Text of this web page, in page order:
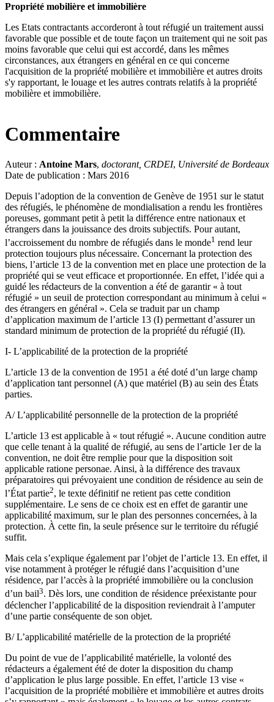
Propriété mobilière et immobilière
Les Etats contractants accorderont à tout réfugié un traitement aussi
favorable que possible et de toute façon un traitement qui ne soit pas
moins favorable que celui qui est accordé, dans les mêmes
circonstances, aux étrangers en général en ce qui concerne
l'acquisition de la propriété mobilière et immobilière et autres droits
s'y rapportant, le louage et les autres contrats relatifs à la propriété
mobilière et immobilière.
Commentaire
Auteur : Antoine Mars, doctorant, CRDEI, Université de Bordeaux
Date de publication : Mars 2016
Depuis l’adoption de la convention de Genève de 1951 sur le statut
des réfugiés, le phénomène de mondialisation a rendu les frontières
poreuses, gommant petit à petit la différence entre nationaux et
étrangers dans la jouissance des droits subjectifs. Pour autant,
l’accroissement du nombre de réfugiés dans le monde1 rend leur
protection toujours plus nécessaire. Concernant la protection des
biens, l’article 13 de la convention met en place une protection de la
propriété qui se veut efficace et proportionnée. En effet, l’idée qui a
guidé les rédacteurs de la convention a été de garantir « à tout
réfugié » un seuil de protection correspondant au minimum à celui «
des étrangers en général ». Cela se traduit par un champ
d’application maximum de l’article 13 (I) permettant d’assurer un
standard minimum de protection de la propriété du réfugié (II).
I- L’applicabilité de la protection de la propriété
L’article 13 de la convention de 1951 a été doté d’un large champ
d’application tant personnel (A) que matériel (B) au sein des États
parties.
A/ L’applicabilité personnelle de la protection de la propriété
L’article 13 est applicable à « tout réfugié ». Aucune condition autre
que celle tenant à la qualité de réfugié, au sens de l’article 1er de la
convention, ne doit être remplie pour que la disposition soit
applicable ratione personae. Ainsi, à la différence des travaux
préparatoires qui prévoyaient une condition de résidence au sein de
l’État partie2, le texte définitif ne retient pas cette condition
supplémentaire. Le sens de ce choix est en effet de garantir une
applicabilité maximum, sur le plan des personnes concernées, à la
protection. À cette fin, la seule présence sur le territoire du réfugié
suffit.
Mais cela s’explique également par l’objet de l’article 13. En effet, il
vise notamment à protéger le réfugié dans l’acquisition d’une
résidence, par l’accès à la propriété immobilière ou la conclusion
d’un bail3. Dès lors, une condition de résidence préexistante pour
déclencher l’applicabilité de la disposition reviendrait à l’amputer
d’une partie conséquente de son objet.
B/ L’applicabilité matérielle de la protection de la propriété
Du point de vue de l’applicabilité matérielle, la volonté des
rédacteurs a également été de doter la disposition du champ
d’application le plus large possible. En effet, l’article 13 vise «
l’acquisition de la propriété mobilière et immobilière et autres droits